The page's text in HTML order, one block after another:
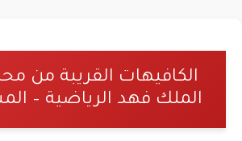
الكافيهات القريبة من
الملك فهد الرياضية –